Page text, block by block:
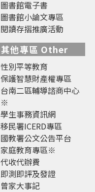
圖書館電子書
圖書館小論文專區
閱讀存摺推廣活動
其他專區 Other
性別平等教育
保護智慧財產權專區
台南二區輔導諮商中心
※
學生事務資訊網
移民署ICERD專區
國教署公文公告平台
家庭教育專區※
代收代辦費
即測即評及發證
曾家大事記